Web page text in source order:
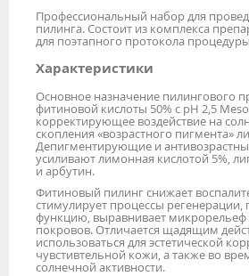
Профессиональный набор для
пилинга. Состоит из комплекса
для поэтапного протокола
Характеристики
Основное назначение пилингового
фитиновой кислоты 50% с рН 2,5
корректирующее воздействие на
скопления «возрастного пигмента»
Депигментирующие и
усиливают лимонная кислотой 5%,
и арбутин.
Фитиновый пилинг снижает
стимулирует процессы
функцию, выравнивает
покровов. Отличается щадящим
использоваться для эстетической
чувстивтельной кожи, а также во
солнечной активности.